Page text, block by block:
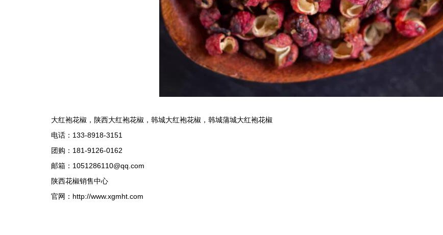
大红袍花椒 ， 陕西大红袍花椒 ， 韩城大红袍花椒 ， 韩城蒲城大红袍花椒
电话： 133-8918-3151
团购：181-9126-0162
邮箱：1051286110@qq.com
陕西花椒销售中心
官网： http://www.xgmht.com